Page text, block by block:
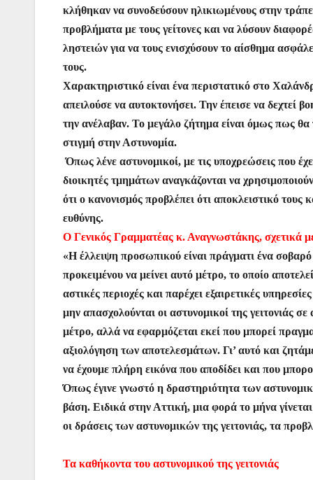
κλήθηκαν να συνοδεύσουν ηλικιωμένους στην
προβλήματα με τους γείτονες και να λύσουν
ληστειών για να τους ενισχύσουν το αίσθημα
τους.
Χαρακτηριστικό είναι ένα περιστατικό στο
απειλούσε να αυτοκτονήσει. Την έπεισε να δεχτεί
την ανέλαβαν. Το μεγάλο ζήτημα είναι όμως πως
στιγμή στην Αστυνομία.
Όπως λένε αστυνομικοί, με τις υποχρεώσεις που
διοικητές τμημάτων αναγκάζονται να
ότι ο κανονισμός προβλέπει ότι αποκλειστικό
ευθύνης.
Ο Γενικός Γραμματέας κ. Αναγνωστάκης, σχετικά
«Η έλλειψη προσωπικού είναι πράγματι ένα
προκειμένου να μείνει αυτό μέτρο, το οποίο
αστικές περιοχές και παρέχει εξαιρετικές
μην απασχολούνται οι αστυνομικοί της γειτονιάς
μέτρο, αλλά να εφαρμόζεται εκεί που μπορεί
αξιολόγηση των αποτελεσμάτων. Γι’ αυτό και
να έχουμε πλήρη εικόνα που αποδίδει και που
Όπως έγινε γνωστό η δραστηριότητα των
βάση. Ειδικά στην Αττική, μια φορά το μήνα
οι δράσεις των αστυνομικών της γειτονιάς, τα
Τα καθήκοντα του αστυνομικού της γειτονιάς